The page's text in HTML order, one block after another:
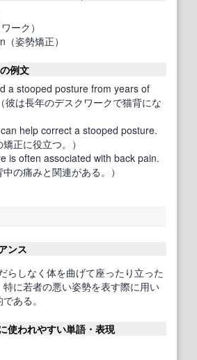
ーク）
姿勢矯正）
例文
a stooped posture from years of
彼は長年のデスクワークで猫背にな
help correct a stooped posture.
正に役立つ。）
is often associated with back pain.
中の痛みと関連がある。）
ンス
らしなく体を曲げて座ったり立った
特に若者の悪い姿勢を表す際に用い
ある。
われやすい単語・表現